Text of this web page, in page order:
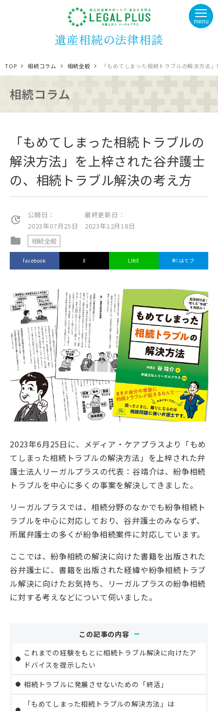
遺産相続の法律相談
menu
TOP 相続コラム 相続全般 「もめてしまった相続トラブルの解決方法
相続コラム
「もめてしまった相続トラブルの
解決方法」を上梓された谷弁護士
の、相続トラブル解決の考え方
update
公開日：
2023年07月25日
最終更新日：
2023年12月18日
folder 相続全般
facebook X LINE はてブ
2023年6月25日に、メディア・ケアプラスより「もめ
てしまった相続トラブルの解決方法」を上梓された弁
護士法人リーガルプラスの代表：谷靖介は、紛争相続
トラブルを中心に多くの事案を解決してきました。
リーガルプラスでは、相続分野のなかでも紛争相続ト
ラブルを中心に対応しており、谷弁護士のみならず、
所属弁護士の多くが紛争相続案件に対応しています。
ここでは、紛争相続の解決に向けた書籍を出版された
谷弁護士に、書籍を出版された経緯や紛争相続トラブ
ル解決に向けたお気持ち、リーガルプラスの紛争相続
に対する考えなどについて伺いました。
この記事の内容
これまでの経験をもとに相続トラブル解決に向けたア
ドバイスを提示したい
相続トラブルに発展させないための「終活」
「もめてしまった相続トラブルの解決方法」は